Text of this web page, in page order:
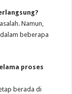
Namun,
beberapa
proses
berada di